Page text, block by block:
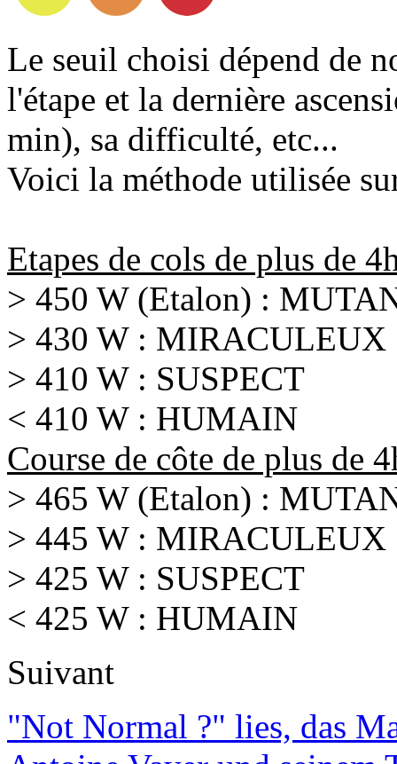
Le seuil choisi dépend de
l'étape et la dernière
min), sa difficulté, etc...
Voici la méthode utilisée
Etapes de cols de plus de
> 450 W (Etalon) :
> 430 W : MIRACULEUX
> 410 W : SUSPECT
< 410 W : HUMAIN
Course de côte de plus de
> 465 W (Etalon) :
> 445 W : MIRACULEUX
> 425 W : SUSPECT
< 425 W : HUMAIN
Suivant
"Not Normal ?" lies, das